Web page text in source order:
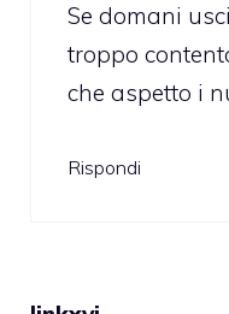
Se domani
troppo
che aspetto i
Rispondi